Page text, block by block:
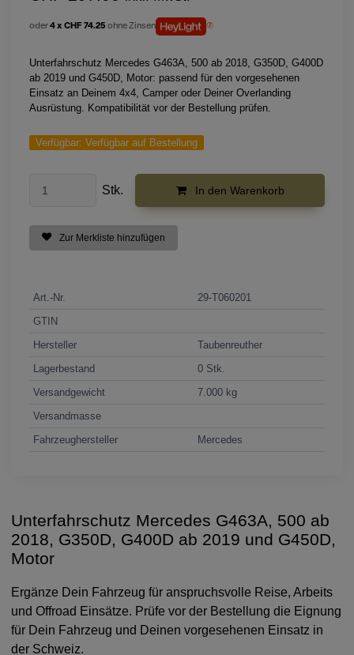
oder4 x CHF 74.25 ohne Zinsen
Unterfahrschutz Mercedes G463A, 500 ab 2018, G350D, G400D
ab 2019 und G450D, Motor: passend für den vorgesehenen
Einsatz an Deinem 4x4, Camper oder Deiner Overlanding
Ausrüstung. Kompatibilität vor der Bestellung prüfen.
Verfügbar: Verfügbar auf Bestellung
Stk. In den Warenkorb
Zur Merkliste hinzufügen
Art.-Nr.
29-T060201
GTIN
Hersteller
Taubenreuther
Lagerbestand
0 Stk.
Versandgewicht
7.000 kg
Versandmasse
Fahrzeughersteller
Mercedes
Unterfahrschutz Mercedes G463A, 500 ab
2018, G350D, G400D ab 2019 und G450D,
Motor
Ergänze Dein Fahrzeug für anspruchsvolle Reise, Arbeits
und Offroad Einsätze. Prüfe vor der Bestellung die Eignung
für Dein Fahrzeug und Deinen vorgesehenen Einsatz in
der Schweiz.